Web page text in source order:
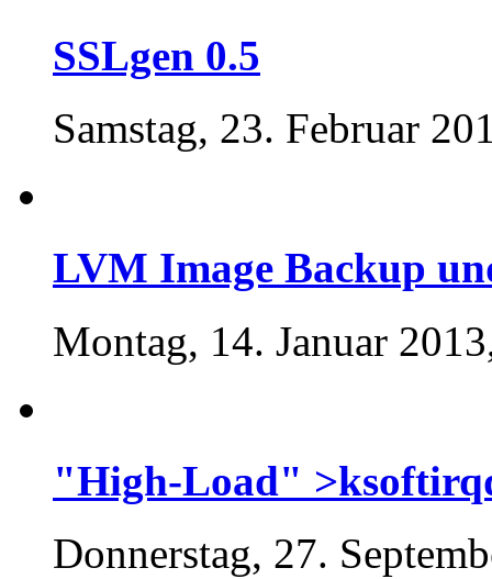
SSLgen 0.5
Samstag, 23. Februar
LVM Image Backup
Montag, 14. Januar
"High-Load"
Donnerstag, 27.